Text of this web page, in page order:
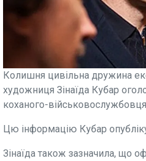
Колишня цивільна дружина
художниця Зінаїда Кубар
коханого-
Цю інформацію Кубар
Зінаїда також зазначила, що